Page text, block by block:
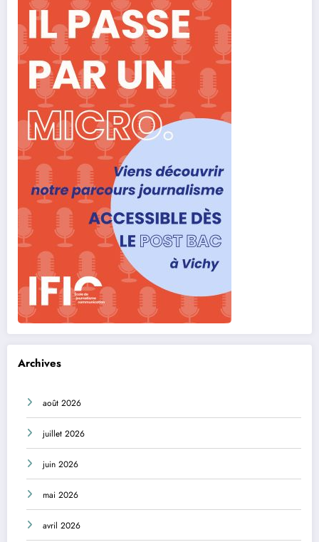
Archives
août 2026
juillet 2026
juin 2026
mai 2026
avril 2026